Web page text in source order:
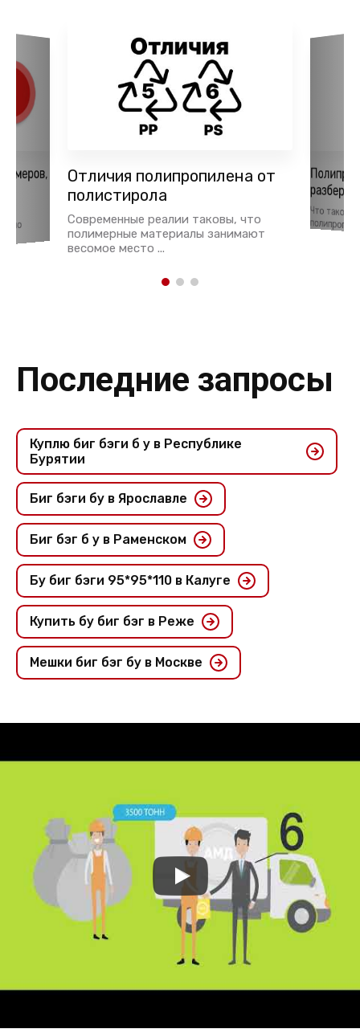
Отличия полипропилена от
полистирола
Современные реалии таковы, что
полимерные материалы занимают
весомое место ...
Что такое
Последние запросы
Куплю биг бэги б у в Республике
Бурятии
Биг бэги бу в Ярославле
Биг бэг б у в Раменском
Бу биг бэги 95*95*110 в Калуге
Купить бу биг бэг в Реже
Мешки биг бэг бу в Москве